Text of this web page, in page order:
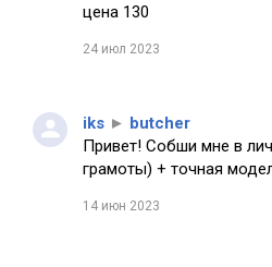
цена 130
24 июл 2023
iks ► butcher
Привет! Собши мне в
грамоты) + точная
14 июн 2023